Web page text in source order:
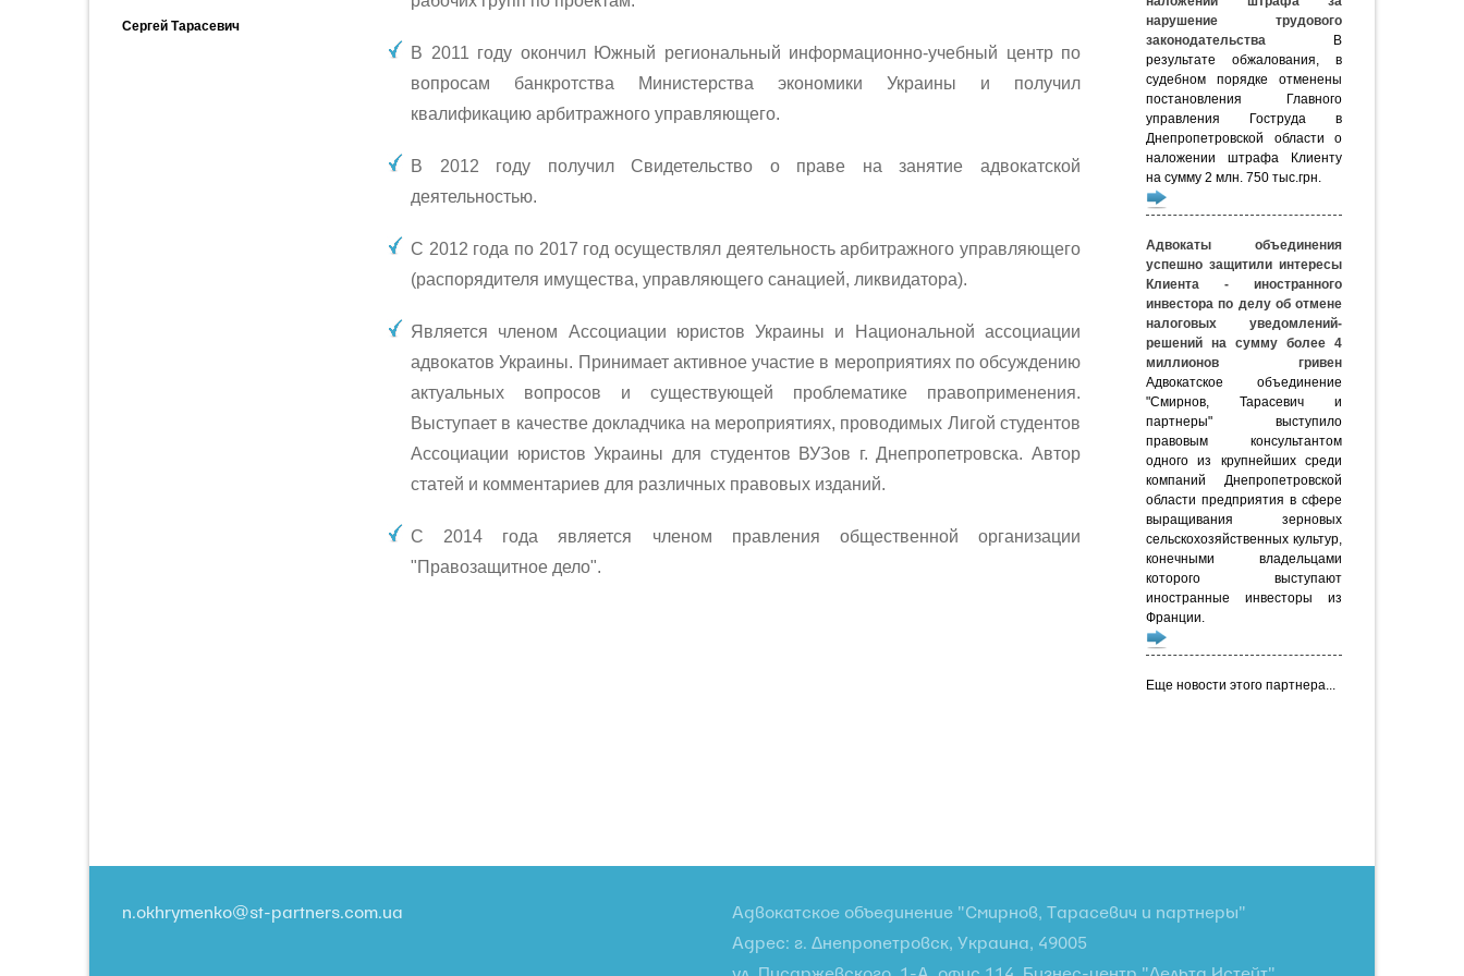
Сергей Тарасевич
нарушение трудового
законодательства
В
результате обжалования, в
судебном порядке отменены
постановления Главного
управления Гоструда в
Днепропетровской области о
наложении штрафа Клиенту
на сумму 2 млн. 750 тыс.грн.
Адвокаты объединения
успешно защитили интересы
Клиента - иностранного
инвестора по делу об отмене
налоговых уведомлений-
решений на сумму более 4
миллионов гривен
Адвокатское объединение
"Смирнов, Тарасевич и
партнеры" выступило
правовым консультантом
одного из крупнейших среди
компаний Днепропетровской
области предприятия в сфере
выращивания зерновых
сельскохозяйственных культур,
конечными владельцами
которого выступают
иностранные инвесторы из
Франции.
Еще новости этого партнера...
В 2011 году окончил Южный региональный информационно-учебный центр по
вопросам банкротства Министерства экономики Украины и получил
квалификацию арбитражного управляющего.
В 2012 году получил Свидетельство о праве на занятие адвокатской
деятельностью.
С 2012 года по 2017 год осуществлял деятельность арбитражного управляющего
(распорядителя имущества, управляющего санацией, ликвидатора).
Является членом Ассоциации юристов Украины и Национальной ассоциации
адвокатов Украины. Принимает активное участие в мероприятиях по обсуждению
актуальных вопросов и существующей проблематике правоприменения.
Выступает в качестве докладчика на мероприятиях, проводимых Лигой студентов
Ассоциации юристов Украины для студентов ВУЗов г. Днепропетровска. Автор
статей и комментариев для различных правовых изданий.
С 2014 года является членом правления общественной организации
"Правозащитное дело".
n.okhrymenko@st-partners.com.ua
Адвокатское объединение "Смирнов, Тарасевич и партнеры"
Адрес: г. Днепропетровск, Украина, 49005